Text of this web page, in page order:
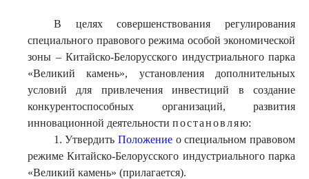
В целях совершенствования регулирования
специального правового режима особой экономической
зоны – Китайско-Белорусского индустриального парка
«Великий камень», установления дополнительных
условий для привлечения инвестиций в создание
конкурентоспособных организаций, развития
инновационной деятельности постановляю:
1. УтвердитьПоложение о специальном правовом
режиме Китайско-Белорусского индустриального парка
«Великий камень» (прилагается).